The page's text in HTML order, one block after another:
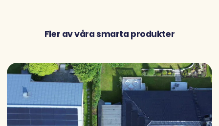
Fler av våra smarta produkter